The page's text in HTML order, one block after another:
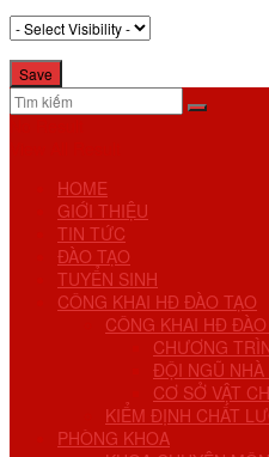
HOME
GIỚI THIỆU
TIN TỨC
ĐÀO TẠO
TUYỂN SINH
CÔNG KHAI HĐ ĐÀO TẠO
CÔNG KHAI HĐ
CHƯƠNG
ĐỘI NGŨ NHÀ
CƠ SỞ VẬT
KIỂM ĐỊNH CHẤT
PHÒNG KHOA